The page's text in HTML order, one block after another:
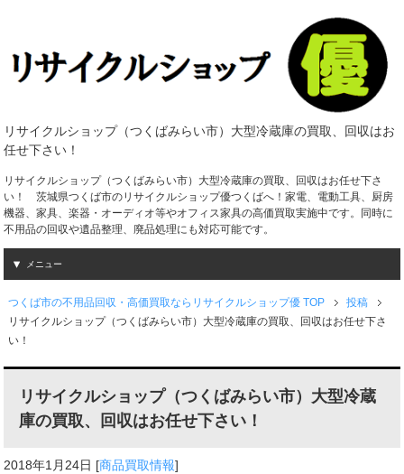
リサイクルショップ（つくばみらい市）大型冷蔵庫の買取、回収はお
任せ下さい！
リサイクルショップ（つくばみらい市）大型冷蔵庫の買取、回収はお任せ下さ
い！ 茨城県つくば市のリサイクルショップ優つくばへ！家電、電動工具、厨房
機器、家具、楽器・オーディオ等やオフィス家具の高価買取実施中です。同時に
不用品の回収や遺品整理、廃品処理にも対応可能です。
メニュー
つくば市の不用品回収・高価買取ならリサイクルショップ優 TOP
投稿
リサイクルショップ（つくばみらい市）大型冷蔵庫の買取、回収はお任せ下さ
い！
リサイクルショップ（つくばみらい市）大型冷蔵
庫の買取、回収はお任せ下さい！
2018年1月24日 [商品買取情報]